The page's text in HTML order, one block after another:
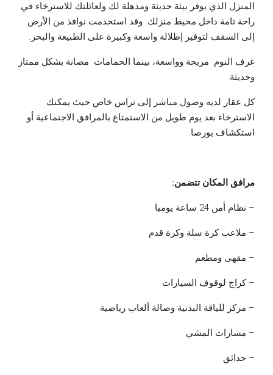
المنزل الذي يوفر بيئة حديثة ومذهلة لك ولعائلتك للاسترخاء في
راحة تامة داخل محيط منزلك. وقد استخدمت نوافذ من الأرض
إلى السقف لتوفير إطلالة واسعة وكبيرة على الطبيعة والبحر.
غرف النوم مريحة وواسعة، بينما الحمامات مصانة بشكل ممتاز
وحديثة.
كل عقار لديه وصول مباشر إلى تراس خاص حيث يمكنك
الاسترخاء بعد يوم طويل من الاستمتاع بالمرافق الاجتماعية أو
استكشاف بورصا.
مرافق المكان تتضمن:
– نظام أمن 24 ساعة يوميا
– ملاعب كرة سلة وكرة قدم
– مقهى ومطعم
– كراج لوقوف السيارات
– مركز للياقة البدنية وصالة ألعاب رياضية
– مسارات المشي
– حدائق